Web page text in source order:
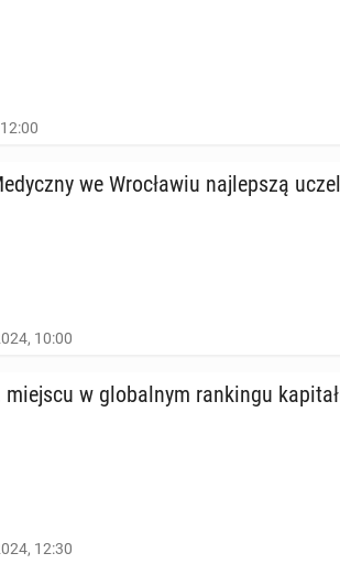
we Wro­cła­wiu naj­lep­szą
10:00
miejscu w glo­bal­nym ran­kin­gu
12:30